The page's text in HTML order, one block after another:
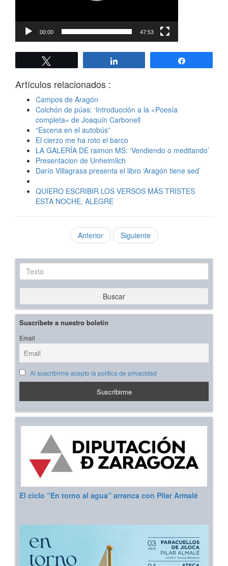
00:00 47:53
Artículos relacionados :
Campos de Aragón
Colchón de púas: ‘Introducción a la «Poesía
completa» de Joaquín Carbonell
“Escena en el autobús”
El cierzo me ha roto el barco
LA GALERÍA DE raimon MS: ‘Vendiendo o meditando’
Presentacion de Unheimlich
Darío Villagrasa presenta el libro ‘Aragón tiene sed’
QUIERO ESCRIBIR LOS VERSOS MÁS TRISTES
ESTA NOCHE, ALEGRE
Anterior Siguiente
Texto
Buscar
Suscríbete a nuestro boletín
Email
Al suscribirme acepto la política de privacidad
El ciclo “En torno al agua” arranca con Pilar Armalé